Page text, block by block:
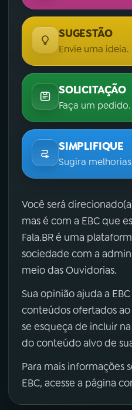
SUGESTÃO
Envie uma ideia.
SOLICITAÇÃO
Faça um pedido.
SIMPLIFIQUE
Sugira
Você será
mas é com a EBC que
Fala.BR é uma
sociedade com a
meio das Ouvidorias.
Sua opinião ajuda a
conteúdos ofertados ao
se esqueça de incluir
do conteúdo alvo de
Para mais informações
EBC, acesse a página